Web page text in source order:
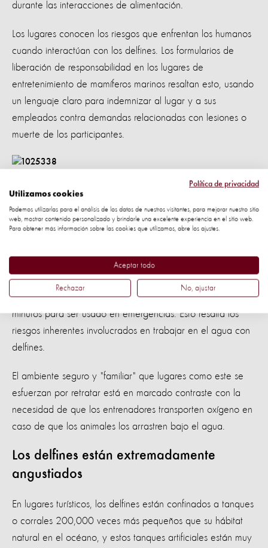
durante las interacciones de alimentación.
Los lugares conocen los riesgos que enfrentan los humanos
cuando interactúan con los delfines. Los formularios de
liberación de responsabilidad en los lugares de
entretenimiento de mamíferos marinos resaltan esto, usando
un lenguaje claro para indemnizar al lugar y a sus
empleados contra demandas relacionadas con lesiones o
muerte de los participantes.
Entrenador entrenando a dos delfines para agarrar una
pelota de baloncesto en un delfinario en México.
Ni siquiera los entrenadores están seguros
En Loro Parque en Tenerife, el personal que hace "trabajo
acuático" con delfines (lo que significa que ingresan al
agua con los delfines) lleva un cilindro de aire de cinco
minutos para ser usado en emergencias. Esto resalta los
riesgos inherentes involucrados en trabajar en el agua con
delfines.
El ambiente seguro y "familiar" que lugares como este se
esfuerzan por retratar está en marcado contraste con la
necesidad de que los entrenadores transporten oxígeno en
caso de que los animales los arrastren bajo el agua.
Los delfines están extremadamente
angustiados
En lugares turísticos, los delfines están confinados a tanques
o corrales 200,000 veces más pequeños que su hábitat
natural en el océano, y estos tanques artificiales están muy
Política de privacidad
Utilizamos cookies
Podemos utilizarlas para el análisis de los datos de nuestros visitantes, para mejorar nuestro sitio
web, mostrar contenido personalizado y brindarle una excelente experiencia en el sitio web.
Para obtener más información sobre las cookies que utilizamos, abre los ajustes.
Aceptar todo
Rechazar No, ajustar